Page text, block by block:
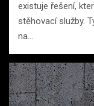
existuje řešení,
stěhovací služby.
na…